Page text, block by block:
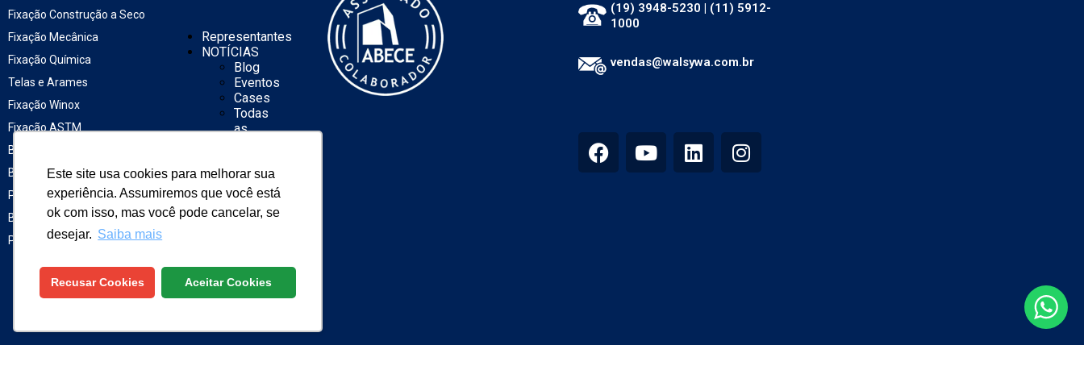
Este site usa cookies para melhorar sua
experiência. Assumiremos que você está
ok com isso, mas você pode cancelar, se
desejar. Saiba mais
Recusar Cookies Aceitar Cookies
Fixação Construção a Seco
Fixação Mecânica
Fixação Química
Telas e Arames
Fixação Winox
Fixação ASTM
Buchas
Barras, Fitas Perfuradas,
Porcas e Arruelas
Brocas
Parafusos e Pregos
Representantes
NOTÍCIAS
Blog
Eventos
Cases
Todas
as
Catálogo
rápido
Catálogo
geral
Construção
a seco
Contato
(19) 3948-5230
(11) 5912-
1000
vendas@walsywa.com.br